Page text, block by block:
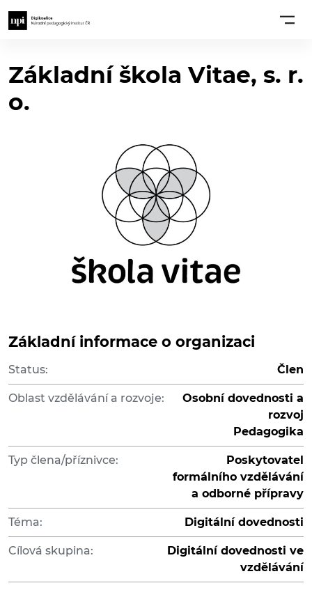
Základní škola Vitae, s. r.
o.
Základní informace o organizaci
Status: Člen
Oblast vzdělávání a rozvoje:
Osobní dovednosti a
rozvoj
Pedagogika
Typ člena/příznivce:
Poskytovatel
formálního vzdělávání
a odborné přípravy
Téma: Digitální dovednosti
Cílová skupina:
Digitální dovednosti ve
vzdělávání